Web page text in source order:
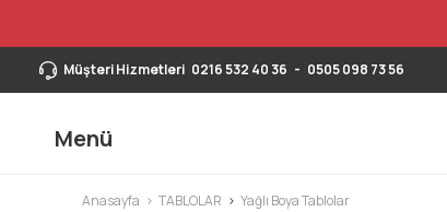
Müşteri Hizmetleri 0216 532 40 36 - 0505 098 73 56
Menü
Anasayfa TABLOLAR Yağlı Boya Tablolar